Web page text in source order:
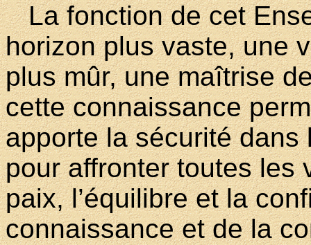
La fonction de cet
horizon plus vaste, une
plus mûr, une maîtrise
cette connaissance
apporte la sécurité dans
pour affronter toutes les
paix, l’équilibre et la
connaissance et de la